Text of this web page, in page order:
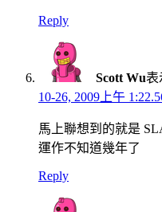
Reply
Scott Wu表
10-26, 2009上午
馬上聯想到的就是
運作不知道幾年了
Reply